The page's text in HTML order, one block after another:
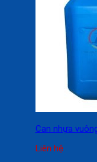
Can nhựa
Liên hệ